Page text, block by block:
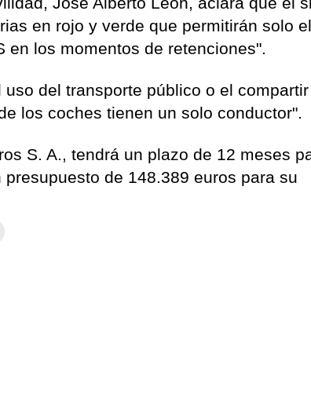
en rojo y verde que permitirán solo
los momentos de retenciones".
del transporte público o el compartir
los coches tienen un solo conductor".
S. A., tendrá un plazo de 12 meses
de 148.389 euros para su